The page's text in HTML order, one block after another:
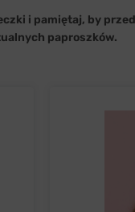
i pamiętaj, by
paproszków.